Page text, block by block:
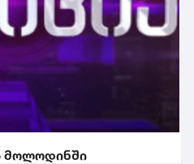
მოლოდინში